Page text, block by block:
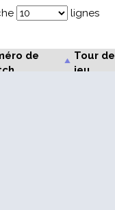
lignes
de
Tour de
jeu